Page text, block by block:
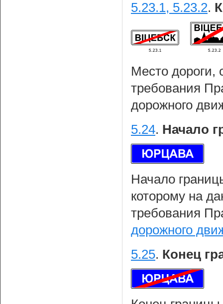
5.23.1, 5.23.2.
Место дороги,
требования
дорожного
5.24. Начало
Начало
которому на
требования
дорожного
5.25. Конец